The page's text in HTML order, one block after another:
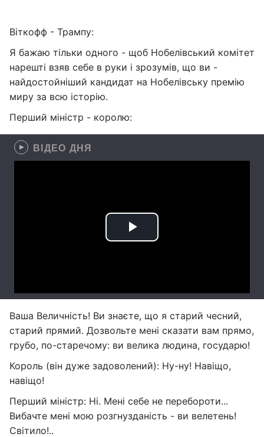
Віткофф - Трампу:
Я бажаю тільки одного - щоб Нобелівський комітет
нарешті взяв себе в руки і зрозумів, що ви -
найдостойніший кандидат на Нобелівську премію
миру за всю історію.
Перший міністр - королю:
ВІДЕО ДНЯ
Ваша Величність! Ви знаєте, що я старий чесний,
старий прямий. Дозвольте мені сказати вам прямо,
грубо, по-старечому: ви велика людина, государю!
Король (він дуже задоволений): Ну-ну! Навіщо,
навіщо!
Перший міністр: Ні. Мені себе не перебороти...
Вибачте мені мою розгнузданість - ви велетень!
Світило!..